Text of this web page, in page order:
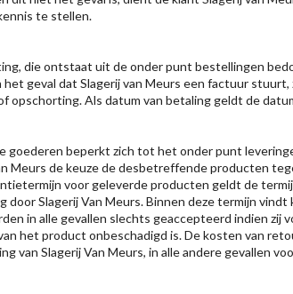
te stellen.
die ontstaat uit de onder punt bestellingen
geval dat Slagerij van Meurs een factuur
Als datum van betaling geldt de
beperkt zich tot het onder punt
Meurs de keuze de desbetreffende producten
voor geleverde producten geldt de
Slagerij Van Meurs. Binnen deze termijn
in alle gevallen slechts geaccepteerd indien zij
het product onbeschadigd is. De kosten van
van Slagerij Van Meurs, in alle andere gevallen